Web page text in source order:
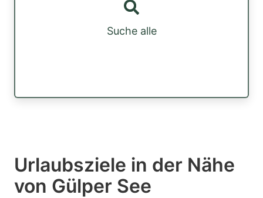
Suche alle
Urlaubsziele in der Nähe
von Gülper See